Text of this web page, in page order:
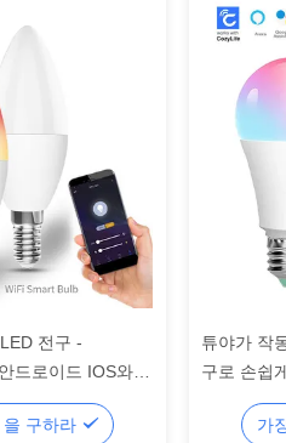
전구 -
드로이드 IOS와
구하라
튜야가 작
구로 손쉽
가